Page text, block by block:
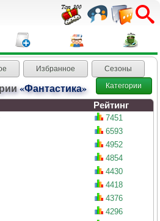
Избранное
Сезоны
Категории
«Фантастика»
Рейтинг
7451
6593
4952
4854
4430
4418
4376
4296